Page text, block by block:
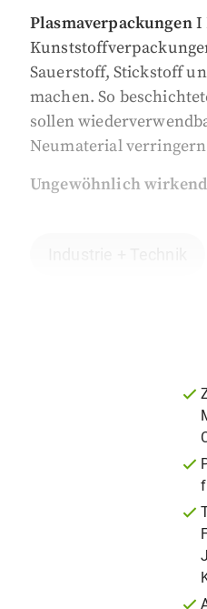
PlasmaverpackungenI
Sauerstoff, Stickstoff
machen. So
sollen
Neumaterial
Ungewöhnlich